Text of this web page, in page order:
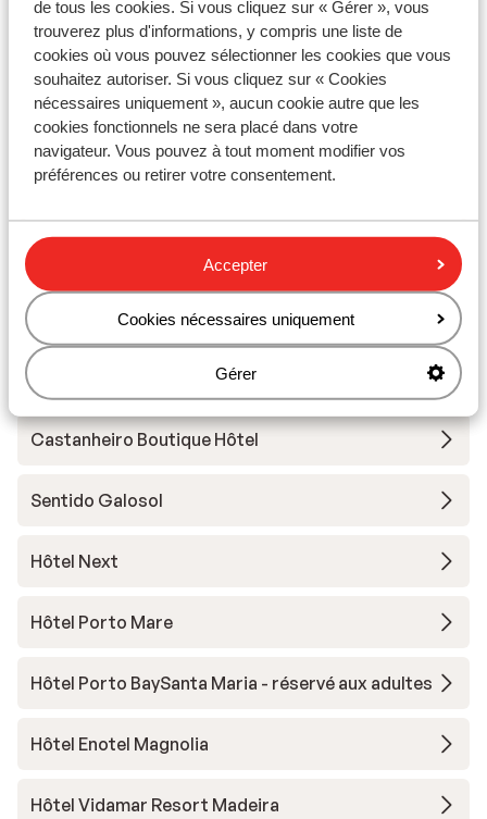
de tous les cookies. Si vous cliquez sur « Gérer », vous
trouverez plus d'informations, y compris une liste de
cookies où vous pouvez sélectionner les cookies que vous
souhaitez autoriser. Si vous cliquez sur « Cookies
nécessaires uniquement », aucun cookie autre que les
cookies fonctionnels ne sera placé dans votre
navigateur. Vous pouvez à tout moment modifier vos
préférences ou retirer votre consentement.
Accepter
Cookies nécessaires uniquement
Gérer
200 mètres
Distance aux magasins les plus proches environ
200 mètres
Distance à la supérette la plus proche environ 250
mètres
Distance au restaurant le plus proche environ 10
mètres
Autres hébergements - Madère
Hôtel The Cliff Bay
Castanheiro Boutique Hôtel
Sentido Galosol
Hôtel Next
Hôtel Porto Mare
Hôtel Porto BaySanta Maria - réservé aux adultes
Hôtel Enotel Magnolia
Hôtel Vidamar Resort Madeira